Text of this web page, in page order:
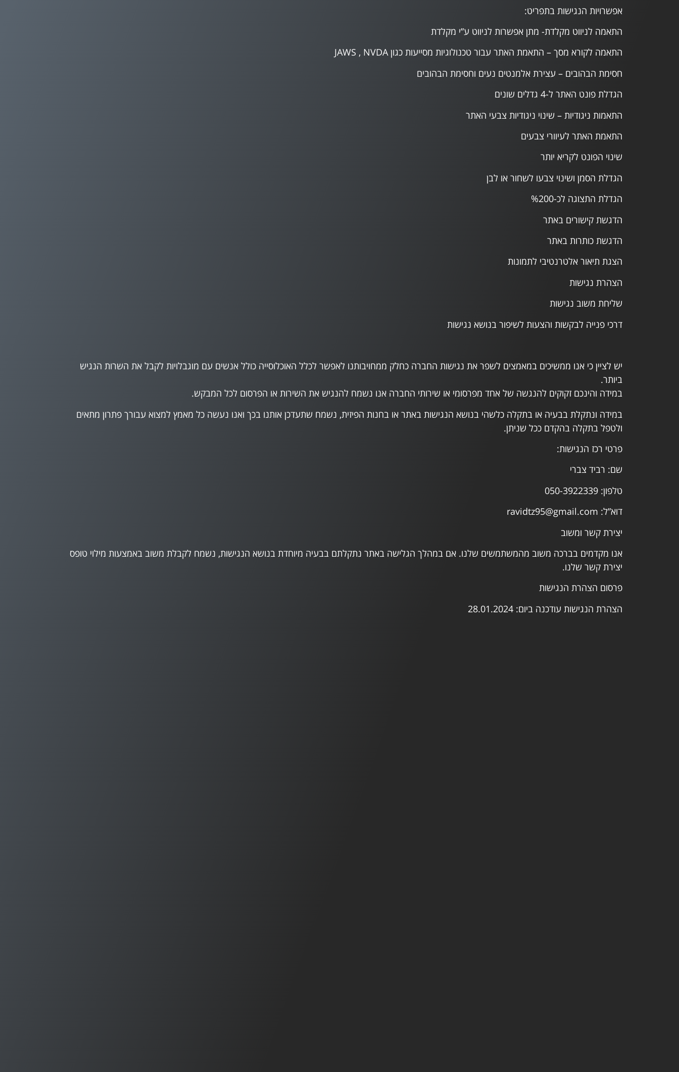
אפשרויות הנגישות בתפריט:
התאמה לניווט מקלדת- מתן אפשרות לניווט ע”י מקלדת
התאמה לקורא מסך – התאמת האתר עבור טכנולוגיות מסייעות כגון JAWS , NVDA
חסימת הבהובים – עצירת אלמנטים נעים וחסימת הבהובים
הגדלת פונט האתר ל-4 גדלים שונים
התאמות ניגודיות – שינוי ניגודיות צבעי האתר
התאמת האתר לעיוורי צבעים
שינוי הפונט לקריא יותר
הגדלת הסמן ושינוי צבעו לשחור או לבן
הגדלת התצוגה לכ-%200
הדגשת קישורים באתר
הדגשת כותרות באתר
הצגת תיאור אלטרנטיבי לתמונות
הצהרת נגישות
שליחת משוב נגישות
דרכי פנייה לבקשות והצעות לשיפור בנושא נגישות
יש לציין כי אנו ממשיכים במאמצים לשפר את נגישות החברה כחלק ממחויבותנו לאפשר לכלל האוכלוסייה כולל אנשים עם מוגבלויות לקבל את השרות הנגיש
ביותר.
במידה והינכם זקוקים להנגשה של אחד מפרסומי או שירותי החברה אנו נשמח להנגיש את השירות או הפרסום לכל המבקש.
במידה ונתקלת בבעיה או בתקלה כלשהי בנושא הנגישות באתר או בחנות הפיזית, נשמח שתעדכן אותנו בכך ואנו נעשה כל מאמץ למצוא עבורך פתרון מתאים
ולטפל בתקלה בהקדם ככל שניתן.
פרטי רכז הנגישות:
שם: רביד צברי
טלפון: 050-3922339
דוא”ל: ravidtz95@gmail.com
יצירת קשר ומשוב
אנו מקדמים בברכה משוב מהמשתמשים שלנו. אם במהלך הגלישה באתר נתקלתם בבעיה מיוחדת בנושא הנגישות, נשמח לקבלת משוב באמצעות מילוי טופס
יצירת קשר שלנו.
פרסום הצהרת הנגישות
הצהרת הנגישות עודכנה ביום: 28.01.2024